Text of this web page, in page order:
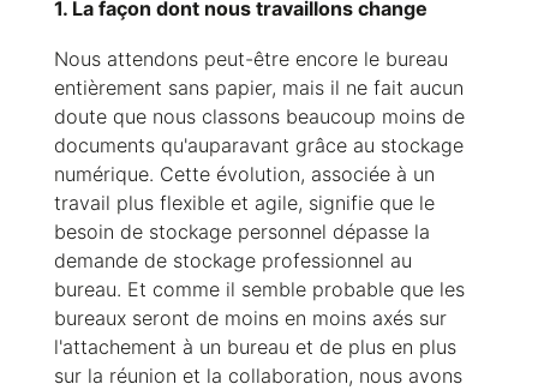
1. La façon dont nous travaillons change
Nous attendons peut-être encore le bureau
entièrement sans papier, mais il ne fait aucun
doute que nous classons beaucoup moins de
documents qu'auparavant grâce au stockage
numérique. Cette évolution, associée à un
travail plus flexible et agile, signifie que le
besoin de stockage personnel dépasse la
demande de stockage professionnel au
bureau. Et comme il semble probable que les
bureaux seront de moins en moins axés sur
l'attachement à un bureau et de plus en plus
sur la réunion et la collaboration, nous avons